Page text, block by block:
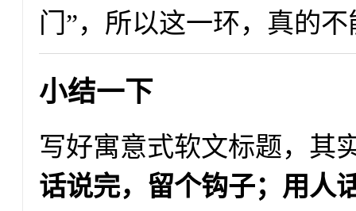
门”，所以这一环，真的
小结一下
写好寓意式软文标题，其
话说完，留个钩子；用人